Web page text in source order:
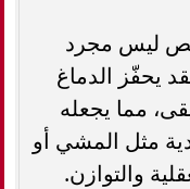
ليس مجرد
يحفّز الدماغ
مما يجعله
مثل المشي أو
والتوازن.